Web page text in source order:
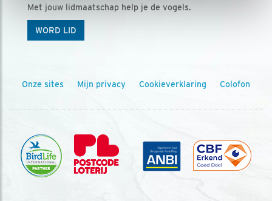
Met jouw lidmaatschap help je de vogels.
WORD LID
Onze sites Mijn privacy Cookieverklaring Colofon